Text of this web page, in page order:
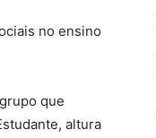
no ensino
que
altura